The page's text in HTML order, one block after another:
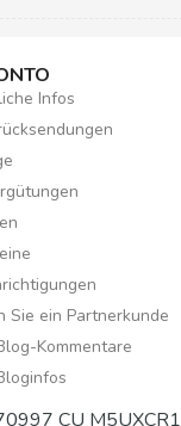
Infos
Sie ein Partnerkunde
Kommentare
CU M5UXCR1